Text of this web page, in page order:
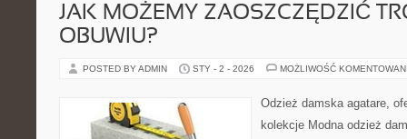
JAK MOŻEMY ZAOSZCZĘDZIĆ
OBUWIU?
POSTED BY ADMIN STY - 2 - 2026 MOŻLIWOŚĆ
Odzież damska agatare,
kolekcje Modna odzież